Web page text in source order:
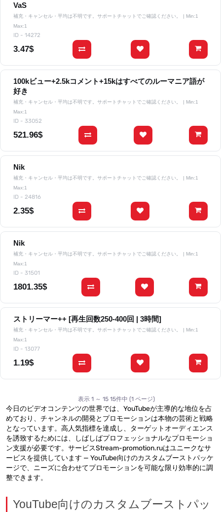
VaS
補充・キャンセル・平均は不明です。サポートチャットでご確認ください。
| Min:1
Max:1
ID - 14272
3.47$
100kビュー+2.5kコメント+15kはすべてのルーマニア語が
好き
補充・キャンセル・平均は不明です。サポートチャットでご確認ください。
| Min:1
Max:1
ID - 33052
521.96$
Nik
補充・キャンセル・平均は不明です。サポートチャットでご確認ください。
| Min:1
Max:1
ID - 24816
2.35$
Nik
補充・キャンセル・平均は不明です。サポートチャットでご確認ください。
| Min:1
Max:1
ID - 31501
1801.35$
ストリーマー++ [再生回数250-400回 | 3時間]
補充・キャンセル・平均は不明です。サポートチャットでご確認ください。
| Min:1
Max:1
ID - 13077
1.19$
表示 1 ～ 15 15件中 (1 ページ)
今日のビデオコンテンツの世界では、YouTubeが主導的な地位を占
めており、チャンネルの開発とプロモーションは本物の芸術と戦略
となっています。高人気指標を達成し、ターゲットオーディエンス
を誘致するためには、しばしばプロフェッショナルなプロモーショ
ン支援が必要です。サービスStream-promotion.ruはユニークなサ
ービスを提供しています — YouTube向けのカスタムブーストパッケ
ージで、ニーズに合わせてプロモーションを可能な限り効率的に調
整できます。
YouTube向けのカスタムブーストパッ